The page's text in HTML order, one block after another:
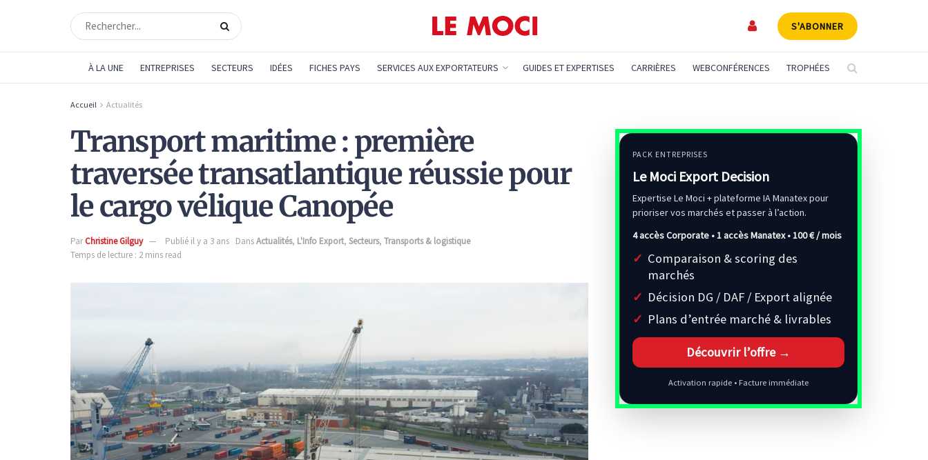
S'ABONNER
À LA UNE ENTREPRISES SECTEURS IDÉES FICHES PAYS SERVICES AUX EXPORTATEURS GUIDES ET EXPERTISES CARRIÈRES WEBCONFÉRENCES TROPHÉES
Accueil Actualités
Transport maritime : première
traversée transatlantique réussie pour
le cargo vélique Canopée
ParChristine Gilguy Publié il y a 3 ans DansActualités, L'Info Export, Secteurs, Transports & logistique
Temps de lecture : 2 mins read
PACK ENTREPRISES
Le Moci Export Decision
Expertise Le Moci + plateforme IA Manatex pour
prioriser vos marchés et passer à l’action.
4 accès Corporate • 1 accès Manatex •100 € / mois
Comparaison & scoring des
marchés
Décision DG / DAF / Export alignée
Plans d’entrée marché & livrables
Découvrir l’offre →
Activation rapide • Facture immédiate